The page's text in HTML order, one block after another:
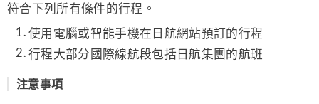
符合下列所有條件的行程。
使用電腦或智能手機在日航網站預訂的行程
行程大部分國際線航段包括日航集團的航班
注意事項